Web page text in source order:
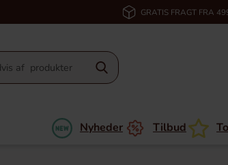
GRATIS FRAGT FRA
Nyheder Tilbud